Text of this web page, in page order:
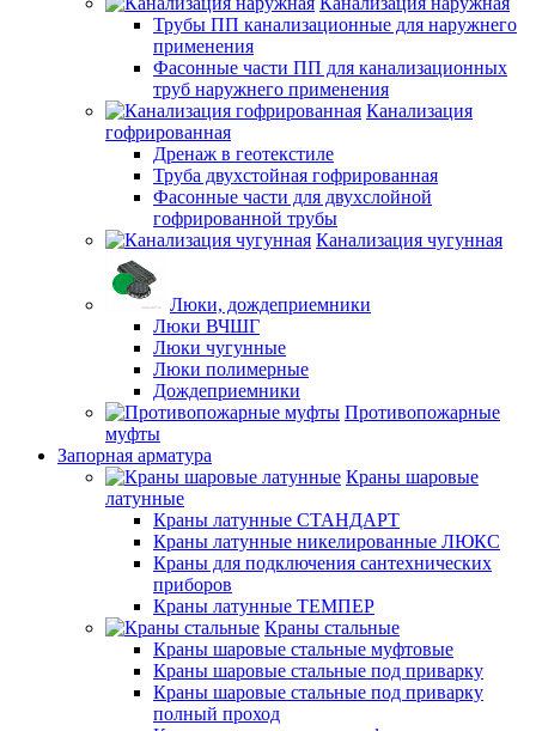
Трубы ПП канализационные для наружнего
применения
Фасонные части ПП для канализационных
труб наружнего применения
Канализация
гофрированная
Дренаж в геотекстиле
Труба двухстойная гофрированная
Фасонные части для двухслойной
гофрированной трубы
Канализация чугунная
Люки, дождеприемники
Люки ВЧШГ
Люки чугунные
Люки полимерные
Дождеприемники
Противопожарные
муфты
Запорная арматура
Краны шаровые
латунные
Краны латунные СТАНДАРТ
Краны латунные никелированные ЛЮКС
Краны для подключения сантехнических
приборов
Краны латунные ТЕМПЕР
Краны стальные
Краны шаровые стальные муфтовые
Краны шаровые стальные под приварку
Краны шаровые стальные под приварку
полный проход